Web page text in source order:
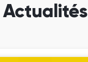
Actualités